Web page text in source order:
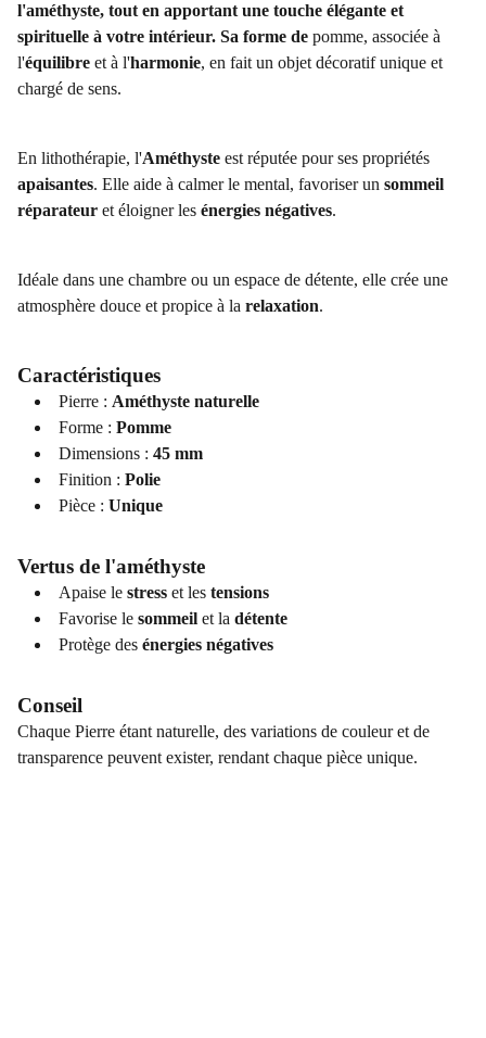
l'améthyste, tout en apportant une touche élégante et
spirituelle à votre intérieur. Sa forme de pomme, associée à
l'équilibre et à l'harmonie, en fait un objet décoratif unique et
chargé de sens.
En lithothérapie, l'Améthyste est réputée pour ses propriétés
apaisantes. Elle aide à calmer le mental, favoriser un sommeil
réparateur et éloigner les énergies négatives.
Idéale dans une chambre ou un espace de détente, elle crée une
atmosphère douce et propice à la relaxation.
Caractéristiques
Pierre : Améthyste naturelle
Forme : Pomme
Dimensions : 45 mm
Finition : Polie
Pièce : Unique
Vertus de l'améthyste
Apaise le stress et les tensions
Favorise le sommeil et la détente
Protège des énergies négatives
Conseil
Chaque Pierre étant naturelle, des variations de couleur et de
transparence peuvent exister, rendant chaque pièce unique.